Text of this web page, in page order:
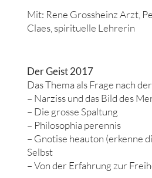
Mit: Rene Grossheinz Arzt,
Claes, spirituelle Lehrerin
Der Geist 2017
Das Thema als Frage nach
– Narziss und das Bild des
– Die grosse Spaltung
– Philosophia perennis
– Gnotise heauton (erkenne
Selbst
– Von der Erfahrung zur